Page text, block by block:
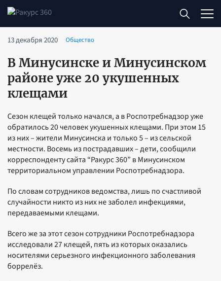
13 декабря 2020 Общество
В Минусинске и Минусинском
районе уже 20 укушенных
клещами
Сезон клещей только начался, а в Роспотребнадзор уже
обратилось 20 человек укушенных клещами. При этом 15
из них – жители Минусинска и только 5 – из сельской
местности. Восемь из пострадавших – дети, сообщили
корреспонденту сайта “Ракурс 360” в Минусинском
территориальном управлении Роспотребнадзора.
По словам сотрудников ведомства, лишь по счастливой
случайности никто из них не заболел инфекциями,
передаваемыми клещами.
Всего же за этот сезон сотрудники Роспотребнадзора
исследовали 27 клещей, пять из которых оказались
носителями серьезного инфекционного заболевания
боррелёз.